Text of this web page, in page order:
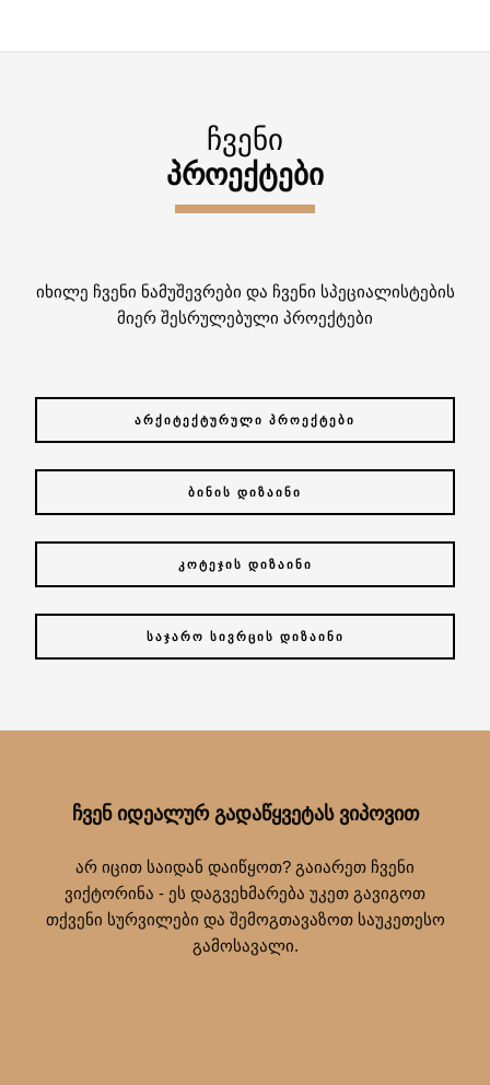
ᲩᲕᲔᲜᲘ
ᲞᲠᲝᲔᲥᲢᲔᲑᲘ
იხილე ჩვენი ნამუშევრები და ჩვენი სპეციალისტების
მიერ შესრულებული პროექტები
ᲐᲠᲥᲘᲢᲔᲥᲢᲣᲠᲣᲚᲘ ᲞᲠᲝᲔᲥᲢᲔᲑᲘ
ᲑᲘᲜᲘᲡ ᲓᲘᲖᲐᲘᲜᲘ
ᲙᲝᲢᲔᲯᲘᲡ ᲓᲘᲖᲐᲘᲜᲘ
ᲡᲐᲯᲐᲠᲝ ᲡᲘᲕᲠᲪᲘᲡ ᲓᲘᲖᲐᲘᲜᲘ
ᲩᲕᲔᲜ ᲘᲓᲔᲐᲚᲣᲠ ᲒᲐᲓᲐᲬᲧᲕᲔᲢᲐᲡ ᲕᲘᲞᲝᲕᲘᲗ
არ იცით საიდან დაიწყოთ? გაიარეთ ჩვენი
ვიქტორინა - ეს დაგვეხმარება უკეთ გავიგოთ
თქვენი სურვილები და შემოგთავაზოთ საუკეთესო
გამოსავალი.